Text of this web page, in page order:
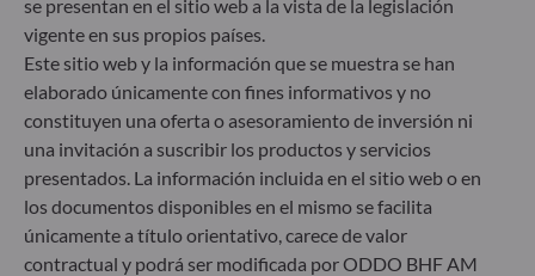
ESG (medioambientales, sociales y/o de gobierno
corporativo) en su proceso de toma de decisiones
de inversión. Artículo 9: El equipo de gestión
persigue un objetivo de inversión estrictamente
sostenible que contribuye de forma significativa a
los desafíos de la transición ecológica y aborda los
riesgos de sostenibilidad mediante las
datos ESG externo de la Sociedad gestora.
se presentan en el sitio web a la vista de la legislación
vigente en sus propios países.
Este sitio web y la información que se muestra se han
elaborado únicamente con fines informativos y no
constituyen una oferta o asesoramiento de inversión ni
una invitación a suscribir los productos y servicios
presentados. La información incluida en el sitio web o en
los documentos disponibles en el mismo se facilita
únicamente a título orientativo, carece de valor
contractual y podrá ser modificada por ODDO BHF AM